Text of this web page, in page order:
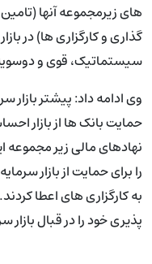
های زیرمجموعه آنها
گذاری و کارگزاری ها) در
سیستماتیک، قوی و
وی ادامه داد: پیشتر
حمایت بانک ها از بازار
نهادهای مالی زیر مجموعه
را برای حمایت از بازار
به کارگزاری های اعطا
پذیری خود را در قبال بازار